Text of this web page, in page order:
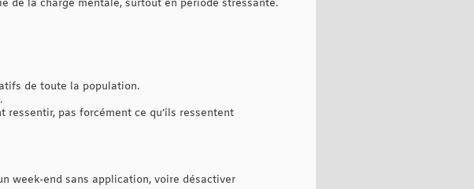
de la charge mentale, surtout en période stressante.
de toute la population.
pas forcément ce qu’ils ressentent
week-end sans application, voire désactiver